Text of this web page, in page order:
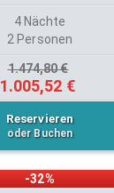
4 Nächte
2 Personen
1.474,80 €
1.005,52 €
Reservieren
oder Buchen
-32%